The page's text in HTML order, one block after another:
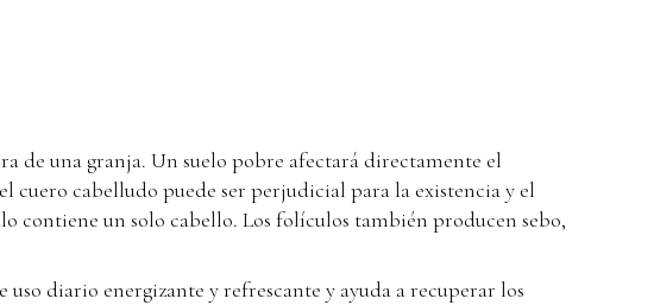
de una granja. Un suelo pobre afectará directamente el
cuero cabelludo puede ser perjudicial para la existencia y el
contiene un solo cabello. Los folículos también producen sebo,
uso diario energizante y refrescante y ayuda a recuperar los